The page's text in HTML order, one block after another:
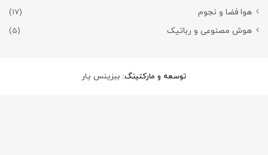
هوا فضا و نجوم
(17)
هوش مصنوعی و رباتیک
(5)
توسعه و مارکتینگ: بیزینس یار